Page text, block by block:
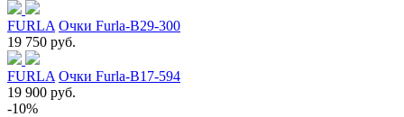
FURLA Очки Furla-B29-300
19 750 руб.
FURLA Очки Furla-B17-594
19 900 руб.
-10%